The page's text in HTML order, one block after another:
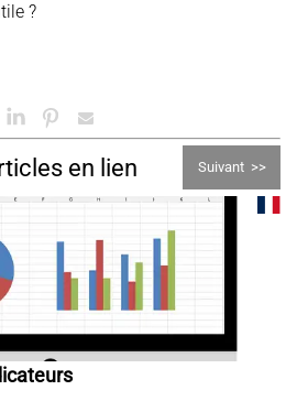
?
en lien Suivant >>